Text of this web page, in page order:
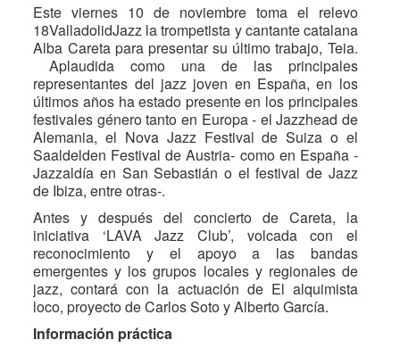
Este viernes 10 de noviembre toma el relevo
18ValladolidJazz la trompetista y cantante catalana
Alba Careta para presentar su último trabajo, Teia.
Aplaudida como una de las principales
representantes del jazz joven en España, en los
últimos años ha estado presente en los principales
festivales género tanto en Europa - el Jazzhead de
Alemania, el Nova Jazz Festival de Suiza o el
Saaldelden Festival de Austria- como en España -
Jazzaldía en San Sebastián o el festival de Jazz
de Ibiza, entre otras-.
Antes y después del concierto de Careta, la
iniciativa ‘LAVA Jazz Club’, volcada con el
reconocimiento y el apoyo a las bandas
emergentes y los grupos locales y regionales de
jazz, contará con la actuación de El alquimista
loco, proyecto de Carlos Soto y Alberto García.
Información práctica